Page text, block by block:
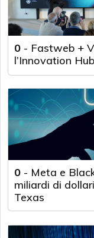
0 - Fastweb +
l’Innovation
0 - Meta e
miliardi di
Texas